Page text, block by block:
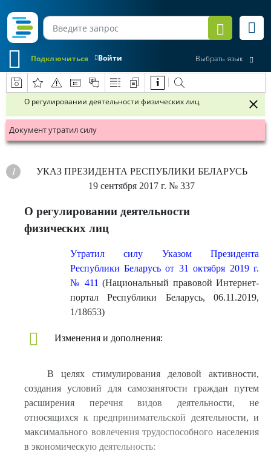
Войти
Подключиться Выбрать язык
О регулировании деятельности физических лиц
Документ утратил силу
УКАЗ ПРЕЗИДЕНТА РЕСПУБЛИКИ БЕЛАРУСЬ
19 сентября 2017 г. № 337
О регулировании деятельности
физических лиц
Утратил силу Указом Президента
Республики Беларусь от 31 октября 2019 г.
№ 411 (Национальный правовой Интернет-
портал Республики Беларусь, 06.11.2019,
1/18653)
Изменения и дополнения:
В целях стимулирования деловой активности,
создания условий для самозанятости граждан путем
расширения перечня видов деятельности, не
относящихся к предпринимательской деятельности, и
максимального вовлечения трудоспособного населения
в экономическую деятельность: